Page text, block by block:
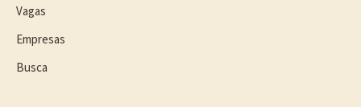
Vagas
Empresas
Busca